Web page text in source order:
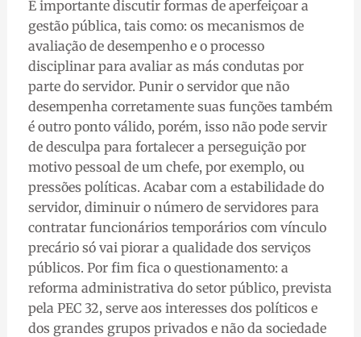
É importante discutir formas de aperfeiçoar a
gestão pública, tais como: os mecanismos de
avaliação de desempenho e o processo
disciplinar para avaliar as más condutas por
parte do servidor. Punir o servidor que não
desempenha corretamente suas funções também
é outro ponto válido, porém, isso não pode servir
de desculpa para fortalecer a perseguição por
motivo pessoal de um chefe, por exemplo, ou
pressões políticas. Acabar com a estabilidade do
servidor, diminuir o número de servidores para
contratar funcionários temporários com vínculo
precário só vai piorar a qualidade dos serviços
públicos. Por fim fica o questionamento: a
reforma administrativa do setor público, prevista
pela PEC 32, serve aos interesses dos políticos e
dos grandes grupos privados e não da sociedade